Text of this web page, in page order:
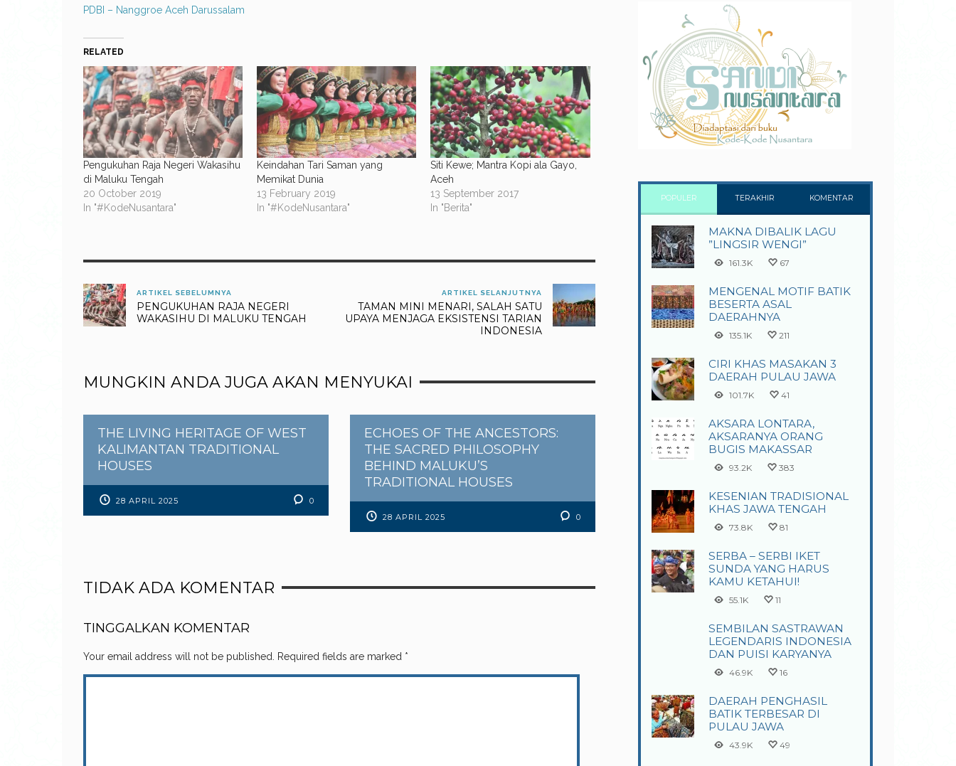
PDBI – Nanggroe Aceh Darussalam
RELATED
Pengukuhan Raja Negeri Wakasihu
di Maluku Tengah
20 October 2019
In "#KodeNusantara"
Keindahan Tari Saman yang
Memikat Dunia
13 February 2019
In "#KodeNusantara"
Siti Kewe; Mantra Kopi ala Gayo,
Aceh
13 September 2017
In "Berita"
ARTIKEL SEBELUMNYA
PENGUKUHAN RAJA NEGERI
WAKASIHU DI MALUKU TENGAH
ARTIKEL SELANJUTNYA
TAMAN MINI MENARI, SALAH SATU
UPAYA MENJAGA EKSISTENSI TARIAN
INDONESIA
MUNGKIN ANDA JUGA AKAN MENYUKAI
THE LIVING HERITAGE OF WEST
KALIMANTAN TRADITIONAL
HOUSES
28 APRIL 2025 0
ECHOES OF THE ANCESTORS:
THE SACRED PHILOSOPHY
BEHIND MALUKU’S
TRADITIONAL HOUSES
28 APRIL 2025 0
TIDAK ADA KOMENTAR
TINGGALKAN KOMENTAR
Your email address will not be published. Required fields are marked *
POPULER TERAKHIR KOMENTAR
MAKNA DIBALIK LAGU
”LINGSIR WENGI”
161.3K 67
MENGENAL MOTIF BATIK
BESERTA ASAL
DAERAHNYA
135.1K 211
CIRI KHAS MASAKAN 3
DAERAH PULAU JAWA
101.7K 41
AKSARA LONTARA,
AKSARANYA ORANG
BUGIS MAKASSAR
93.2K 383
KESENIAN TRADISIONAL
KHAS JAWA TENGAH
73.8K 81
SERBA – SERBI IKET
SUNDA YANG HARUS
KAMU KETAHUI!
55.1K 11
SEMBILAN SASTRAWAN
LEGENDARIS INDONESIA
DAN PUISI KARYANYA
46.9K 16
DAERAH PENGHASIL
BATIK TERBESAR DI
PULAU JAWA
43.9K 49